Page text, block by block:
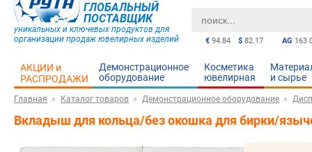
ГЛОБАЛЬНЫЙ
ПОСТАВЩИК
уникальных и ключевых продуктов для
организации продаж ювелирных изделий
AG
€ 94.84 $ 82.17
АКЦИИ и
РАСПРОДАЖИ
Демонстрационное
оборудование
Косметика
ювелирная
и cырье
Главная Каталог товаров Демонстрационное оборудование
Вкладыш для кольца/без окошка для бирки/